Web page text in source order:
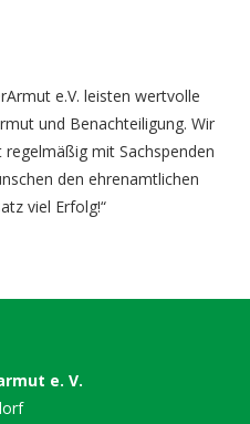
e.V. leisten wertvolle
und Benachteiligung. Wir
mit Sachspenden
den ehrenamtlichen
viel Erfolg!“
e. V.